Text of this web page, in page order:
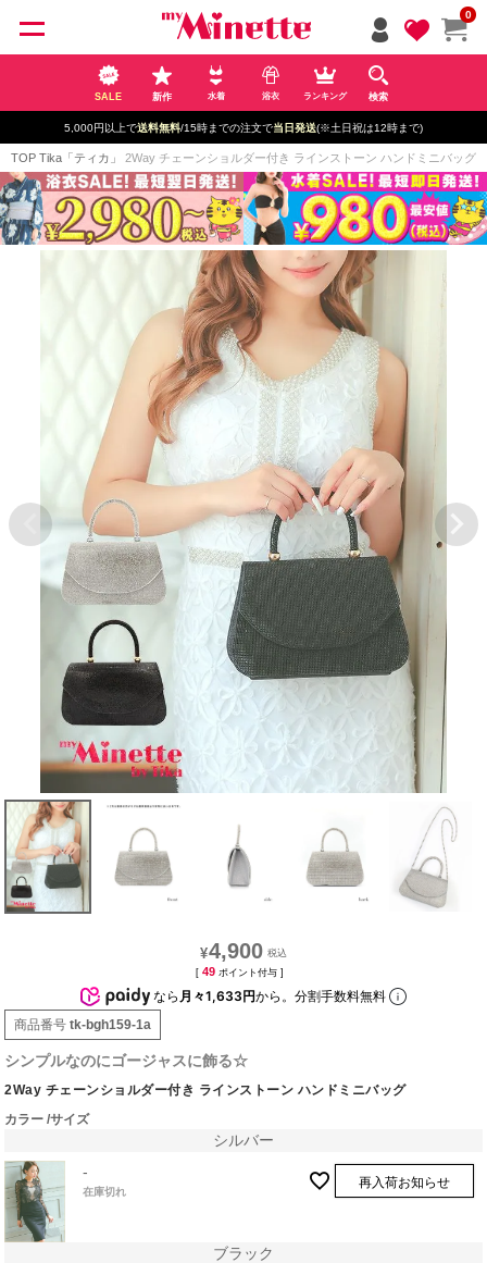
0
SALE 新作 水着 浴衣 ランキング 検索
5,000円以上で送料無料/15時までの注文で当日発送(※土日祝は12時まで)
TOP Tika「ティカ」 2Way チェーンショルダー付き ラインストーン ハンドミニバッグ
¥4,900
[ 49 ポイント付与 ]
なら 月々1,633円から。分割手数料無料
商品番号 tk-bgh159-1a
シンプルなのにゴージャスに飾る☆
2Way チェーンショルダー付き ラインストーン ハンドミニバッグ
カラー サイズ
シルバー
-
在庫切れ
再入荷お知らせ
ブラック
ペー
ジト
ップ